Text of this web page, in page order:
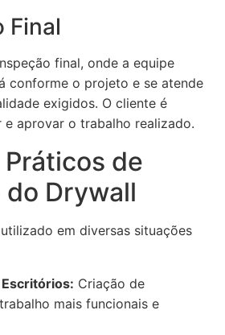
Final
final, onde a equipe
conforme o projeto e se atende
exigidos. O cliente é
aprovar o trabalho realizado.
de
Drywall
em diversas situações
Criação de
mais funcionais e